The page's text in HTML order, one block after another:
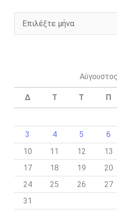
Δ Τ Τ Π
3
4 5 6
10
11 12 13
17
18 19 20
24
25 26 27
31